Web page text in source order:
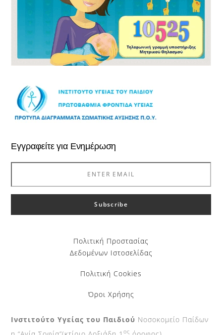
Εγγραφείτε για Ενημέρωση
Πολιτική Προστασίας
Δεδομένων Ιστοσελίδας
Πολιτική Cookies
Όροι Χρήσης
Ινστιτούτο Υγείας του Παιδιού Νοσοκομείο Παίδων
ος